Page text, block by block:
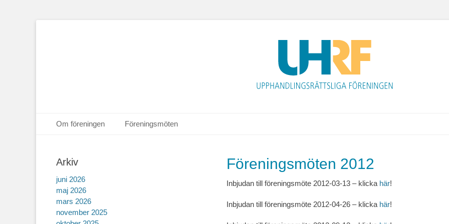
Upphandlingsrättsliga
Primär meny
Om föreningen Föreningsmöten
innehåll
Föreningsmöten 2012
Inbjudan till föreningsmöte 2012-03-13 – klicka här!
Inbjudan till föreningsmöte 2012-04-26 – klicka här!
Arkiv
juni 2026
maj 2026
mars 2026
november 2025